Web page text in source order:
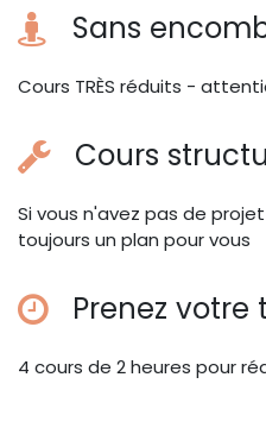
Sans
Cours TRÈS réduits -
Cours
Si vous n'avez pas de
toujours un plan pour vous
Prenez votre
4 cours de 2 heures pour